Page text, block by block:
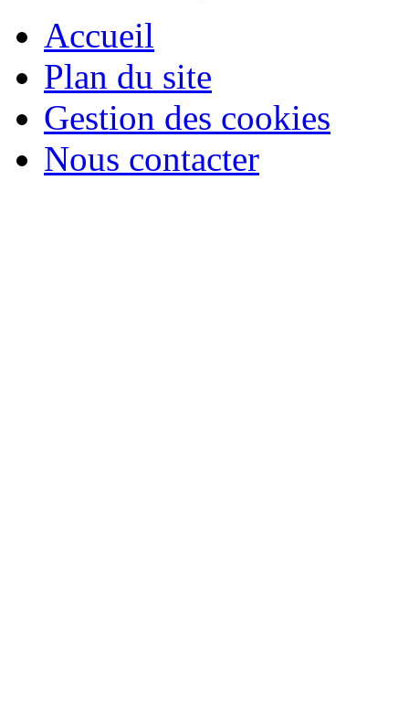
Accueil
Plan du site
Gestion des cookies
Nous contacter